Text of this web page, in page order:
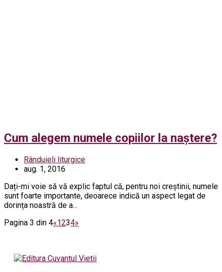
Cum alegem numele copiilor la naștere?
Rânduieli liturgice
aug. 1, 2016
Dați-mi voie să vă explic faptul că, pentru noi creștinii, numele
sunt foarte importante, deoarece indică un aspect legat de
dorința noastră de a...
Pagina 3 din 4«1234»